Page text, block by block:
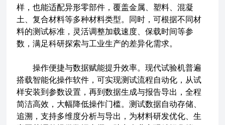
样，也能适配异形零部件，覆盖金属、塑料、混凝
土、复合材料等多种材料类型。同时，可根据不同材
料的测试标准，灵活调整加载速度、保载时间等参
数，满足科研探索与工业生产的差异化需求。
操作便捷与数据赋能提升效率。现代试验机普遍
搭载智能化操作软件，可实现测试流程自动化，从试
样安装到参数设置，再到数据生成与报告导出，全程
简洁高效，大幅降低操作门槛。测试数据自动存储、
追溯，支持多维度分析与导出，为材料研发优化、生